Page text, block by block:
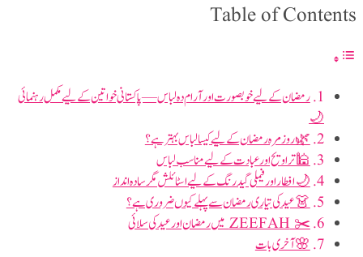
Table of Contents
رمضان کے لیے خوبصورت اور آرام دہ لباس — پاکستانی خواتین کے لیے مکمل رہنمائی
🌙
🌿 روزمرہ رمضان کے لیے کیسا لباس بہتر ہے؟
🕌 تراویح اور عبادت کے لیے مناسب لباس
🌙 افطار اور فیملی گیدرنگ کے لیے اسٹائلش مگر سادہ انداز
👗 عید کی تیاری رمضان سے پہلے کیوں ضروری ہے؟
✂️ ZEEFAH میں رمضان اور عید کی سلائی
🌸 آخری بات